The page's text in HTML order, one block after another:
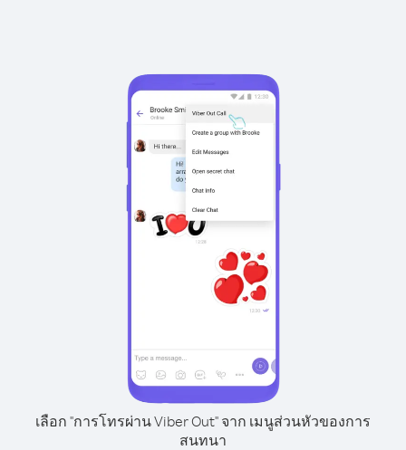
เลือก "การโทรผ่าน Viber Out" จาก เมนูส่วนหัวของการ
สนทนา